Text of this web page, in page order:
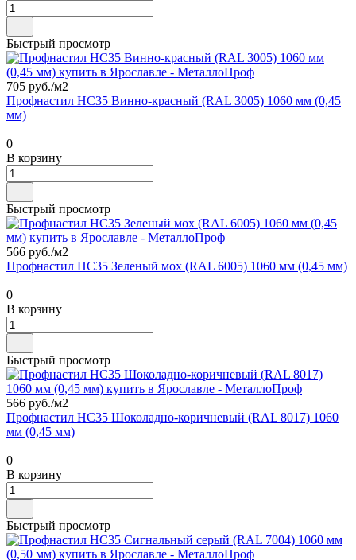
Быстрый просмотр
705 руб./м2
Профнастил НС35 Винно-красный (RAL 3005) 1060 мм (0,45
мм)
0
В корзину
Быстрый просмотр
566 руб./м2
Профнастил НС35 Зеленый мох (RAL 6005) 1060 мм (0,45 мм)
0
В корзину
Быстрый просмотр
566 руб./м2
Профнастил НС35 Шоколадно-коричневый (RAL 8017) 1060
мм (0,45 мм)
0
В корзину
Быстрый просмотр